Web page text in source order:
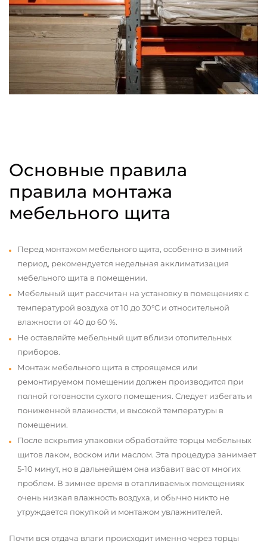
Основные правила
правила монтажа
мебельного щита
Перед монтажом мебельного щита, особенно в зимний
период, рекомендуется недельная акклиматизация
мебельного щита в помещении.
Мебельный щит рассчитан на установку в помещениях с
температурой воздуха от 10 до 30°С и относительной
влажности от 40 до 60 %.
Не оставляйте мебельный щит вблизи отопительных
приборов.
Монтаж мебельного щита в строящемся или
ремонтируемом помещении должен производится при
полной готовности сухого помещения. Следует избегать и
пониженной влажности, и высокой температуры в
помещении.
После вскрытия упаковки обработайте торцы мебельных
щитов лаком, воском или маслом. Эта процедура занимает
5-10 минут, но в дальнейшем она избавит вас от многих
проблем. В зимнее время в отапливаемых помещениях
очень низкая влажность воздуха, и обычно никто не
утруждается покупкой и монтажом увлажнителей.
Почти вся отдача влаги происходит именно через торцы